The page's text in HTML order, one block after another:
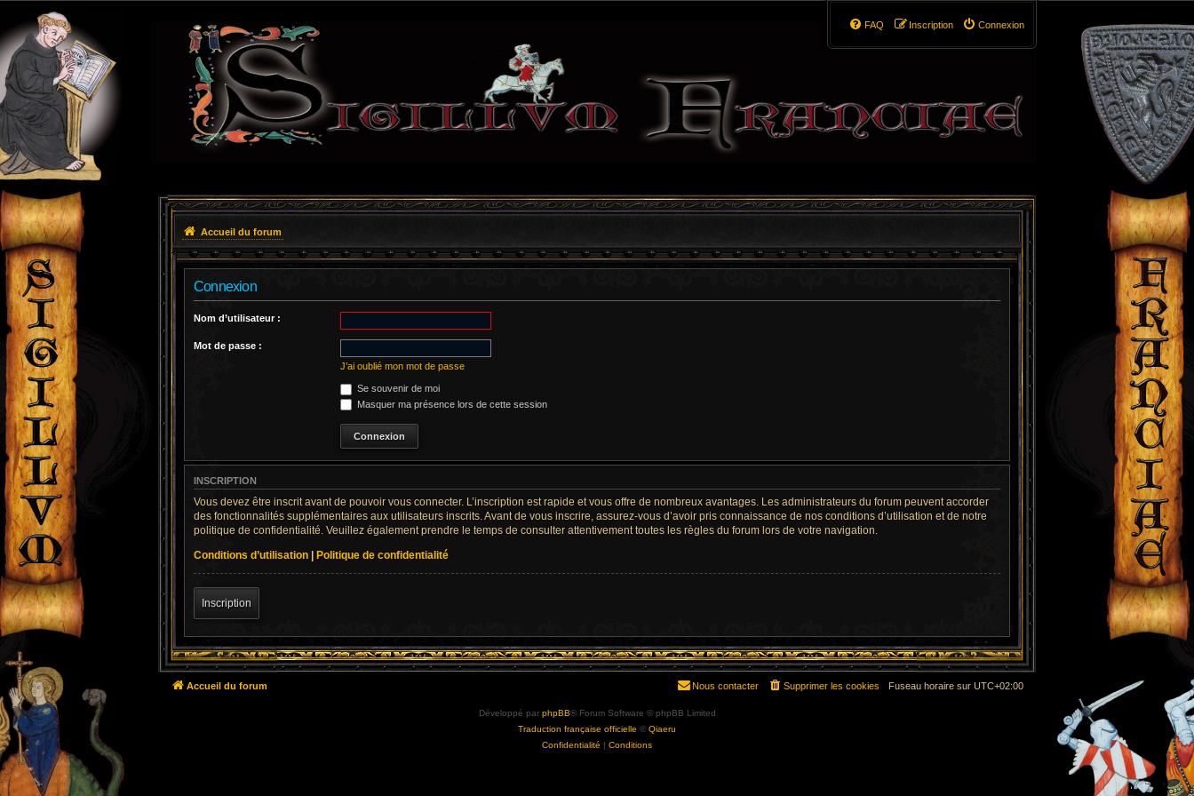
Connexion
Inscription
FAQ
Accueil du forum
Connexion
Nom d’utilisateur :
Mot de passe :
J’ai oublié mon mot de passe
Se souvenir de moi
Masquer ma présence lors de cette session
INSCRIPTION
Vous devez être inscrit avant de pouvoir vous connecter. L’inscription est rapide et vous offre de nombreux avantages. Les administrateurs du forum peuvent accorder
des fonctionnalités supplémentaires aux utilisateurs inscrits. Avant de vous inscrire, assurez-vous d’avoir pris connaissance de nos conditions d’utilisation et de notre
politique de confidentialité. Veuillez également prendre le temps de consulter attentivement toutes les règles du forum lors de votre navigation.
Conditions d’utilisation | Politique de confidentialité
Inscription
Accueil du forum Fuseau horaire sur UTC+02:00
Supprimer les cookies
Nous contacter
Développé par phpBB® Forum Software © phpBB Limited
Traduction française officielle © Qiaeru
Confidentialité | Conditions